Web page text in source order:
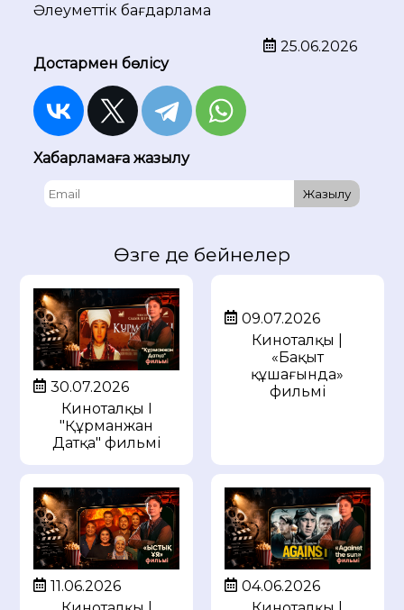
Әлеуметтік бағдарлама
25.06.2026
Достармен бөлісу
Хабарламаға жазылу
Жазылу
Өзге де бейнелер
30.07.2026
Киноталқы I
"Құрманжан
Датқа" фильмі
09.07.2026
Киноталқы |
«Бақыт
құшағында»
фильмі
11.06.2026
04.06.2026